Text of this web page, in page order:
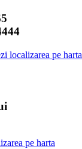
localizarea pe harta
pe harta